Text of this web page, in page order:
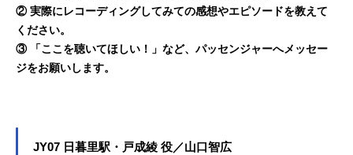
② 実際にレコーディングしてみての感想やエピソードを教えて
ください。
③ 「ここを聴いてほしい！」など、パッセンジャーへメッセー
ジをお願いします。
JY07 日暮里駅・戸成綾 役／山口智広